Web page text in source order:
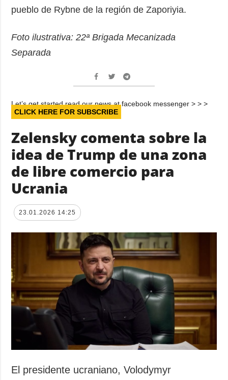
pueblo de Rybne de la región de Zaporiyia.
Foto ilustrativa: 22ª Brigada Mecanizada
Separada
Let’s get started read our news at facebook messenger > > >
CLICK HERE FOR SUBSCRIBE
Zelensky comenta sobre la
idea de Trump de una zona
de libre comercio para
Ucrania
23.01.2026 14:25
El presidente ucraniano, Volodymyr